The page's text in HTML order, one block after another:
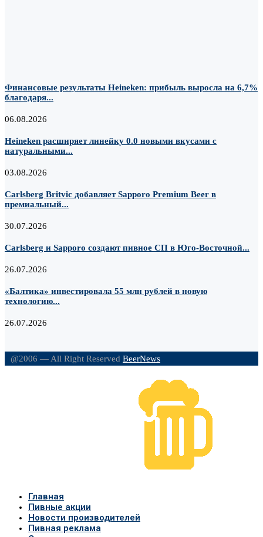
Финансовые результаты Heineken: прибыль выросла на 6,7%
благодаря...
06.08.2026
Heineken расширяет линейку 0.0 новыми вкусами с
натуральными...
03.08.2026
Carlsberg Britvic добавляет Sapporo Premium Beer в
премиальный...
30.07.2026
Carlsberg и Sapporo создают пивное СП в Юго-Восточной...
26.07.2026
«Балтика» инвестировала 55 млн рублей в новую
технологию...
26.07.2026
@2006 — All Right Reserved BeerNews
Главная
Пивные акции
Новости производителей
Пивная реклама